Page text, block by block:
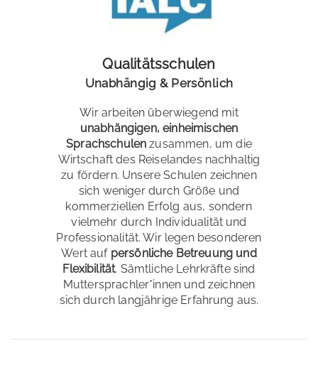
Qualitätsschulen
Unabhängig & Persönlich
Wir arbeiten überwiegend mit
unabhängigen, einheimischen
Sprachschulen zusammen, um die
Wirtschaft des Reiselandes nachhaltig
zu fördern. Unsere Schulen zeichnen
sich weniger durch Größe und
kommerziellen Erfolg aus, sondern
vielmehr durch Individualität und
Professionalität. Wir legen besonderen
Wert auf persönliche Betreuung und
Flexibilität. Sämtliche Lehrkräfte sind
Muttersprachler*innen und zeichnen
sich durch langjährige Erfahrung aus.